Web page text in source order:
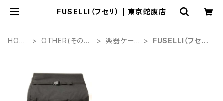
FUSELLI（フセリ） | 東京蛇腹店
HOM
OTHER(その
楽器ケー
FUSELLI（フセ